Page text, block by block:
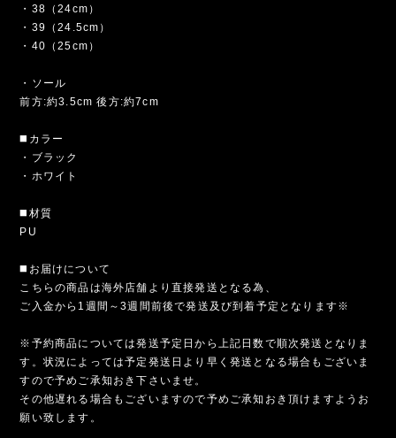
・38（24cm）
・39（24.5cm）
・40（25cm）
・ソール
前方:約3.5cm 後方:約7cm
◼️カラー
・ブラック
・ホワイト
◼️材質
PU
◼️お届けについて
こちらの商品は海外店舗より直接発送となる為、
ご入金から1週間～3週間前後で発送及び到着予定となります※
※予約商品については発送予定日から上記日数で順次発送となりま
す。状況によっては予定発送日より早く発送となる場合もございま
すので予めご承知おき下さいませ。
その他遅れる場合もございますので予めご承知おき頂けますようお
願い致します。